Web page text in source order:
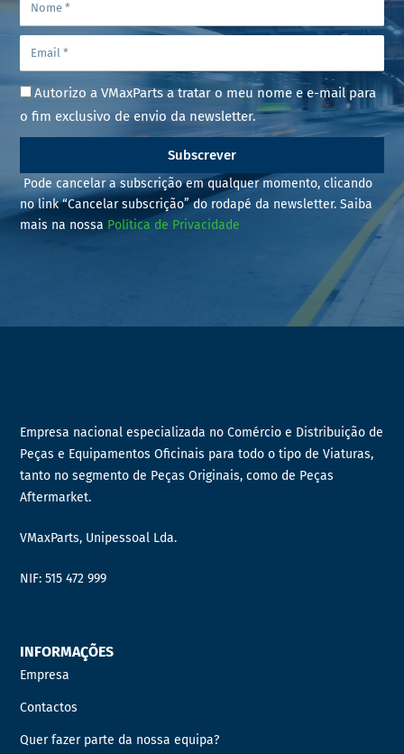
Autorizo a VMaxParts a tratar o meu nome e e-mail para
o fim exclusivo de envio da newsletter.
Subscrever
Pode cancelar a subscrição em qualquer momento, clicando
no link “Cancelar subscrição” do rodapé da newsletter. Saiba
mais na nossa Política de Privacidade
Empresa nacional especializada no Comércio e Distribuição de
Peças e Equipamentos Oficinais para todo o tipo de Viaturas,
tanto no segmento de Peças Originais, como de Peças
Aftermarket.
VMaxParts, Unipessoal Lda.
NIF: 515 472 999
INFORMAÇÕES
Empresa
Contactos
Quer fazer parte da nossa equipa?